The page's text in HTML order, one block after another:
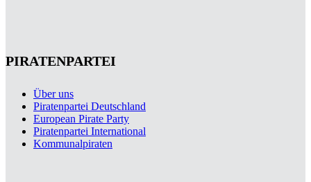
PIRATENPARTEI
Über uns
Piratenpartei Deutschland
European Pirate Party
Piratenpartei International
Kommunalpiraten